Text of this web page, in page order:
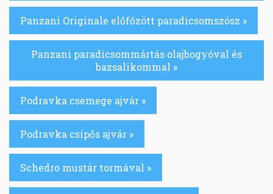
Panzani Originale előfőzött paradicsomszósz »
Panzani paradicsommártás olajbogyóval és
bazsalikommal »
Podravka csemege ajvár »
Podravka csípős ajvár »
Schedro mustár tormával »